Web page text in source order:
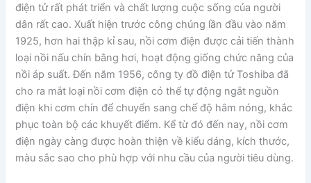
điện tử rất phát triển và chất lượng cuộc sống của người
dân rất cao. Xuất hiện trước công chúng lần đầu vào năm
1925, hơn hai thập kỉ sau, nồi cơm điện được cải tiến thành
loại nồi nấu chín bằng hơi, hoạt động giống chức năng của
nồi áp suất. Đến năm 1956, công ty đồ điện tử Toshiba đã
cho ra mắt loại nồi cơm điện có thể tự động ngắt nguồn
điện khi cơm chín để chuyển sang chế độ hâm nóng, khắc
phục toàn bộ các khuyết điểm. Kể từ đó đến nay, nồi cơm
điện ngày càng được hoàn thiện về kiểu dáng, kích thước,
màu sắc sao cho phù hợp với nhu cầu của người tiêu dùng.